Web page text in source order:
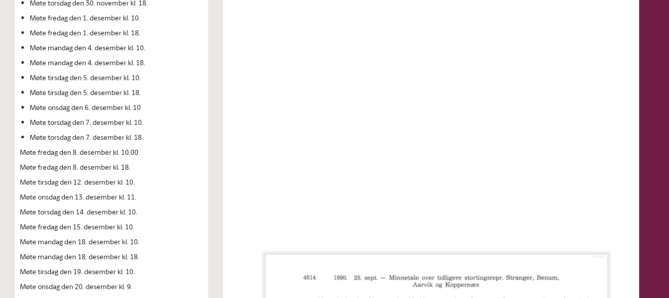
Møte torsdag den 30. november kl. 18.
Møte fredag den 1. desember kl. 10.
Møte fredag den 1. desember kl. 18.
Møte mandag den 4. desember kl. 10.
Møte mandag den 4. desember kl. 18.
Møte tirsdag den 5. desember kl. 10.
Møte tirsdag den 5. desember kl. 18.
Møte onsdag den 6. desember kl. 10
Møte torsdag den 7. desember kl. 10.
Møte torsdag den 7. desember kl. 18.
Møte fredag den 8. desember kl. 10.00.
Møte fredag den 8. desember kl. 18.
Møte tirsdag den 12. desember kl. 10.
Møte onsdag den 13. desember kl. 11.
Møte torsdag den 14. desember kl. 10.
Møte fredag den 15. desember kl. 10.
Møte mandag den 18. desember kl. 10.
Møte mandag den 18. desember kl. 18.
Møte tirsdag den 19. desember kl. 10.
Møte onsdag den 20. desember kl. 9.